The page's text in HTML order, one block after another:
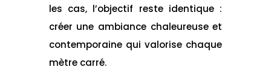
les cas, l’objectif reste identique :
créer une ambiance chaleureuse et
contemporaine qui valorise chaque
mètre carré.